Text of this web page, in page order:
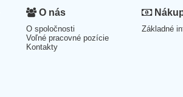
O nás
O spoločnosti
Voľné pracovné pozície
Kontakty
Základné